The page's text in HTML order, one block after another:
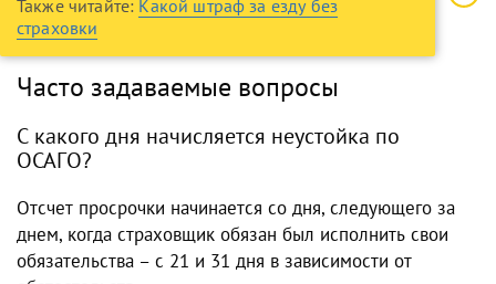
Также читайте: Какой штраф за езду без
страховки
Часто задаваемые вопросы
С какого дня начисляется неустойка по
ОСАГО?
Отсчет просрочки начинается со дня, следующего за
днем, когда страховщик обязан был исполнить свои
обязательства – с 21 и 31 дня в зависимости от